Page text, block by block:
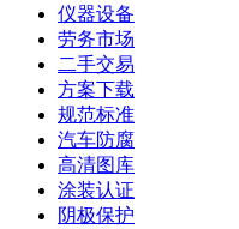
仪器设备
劳务市场
二手交易
方案下载
规范标准
汽车防腐
高清图库
涂装认证
阴极保护